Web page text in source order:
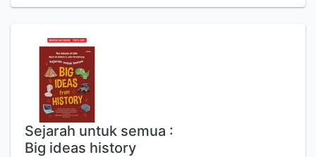
Sejarah untuk semua :
Big ideas history